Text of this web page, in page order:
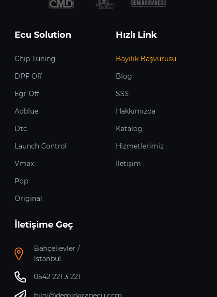
Ecu Solution
Chip Tuning
DPF Off
Egr Off
Adblue
Dtc
Launch Control
Vmax
Pop
Original
Hızlı Link
Bayilik Başvurusu
Blog
SSS
Hakkımızda
Katalog
Hizmetlerimiz
İletişim
İletişime Geç
Bahçelievler /
İstanbul
0542 221 3 221